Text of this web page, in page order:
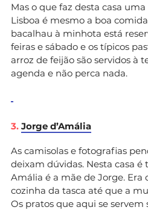
Mas o que faz desta casa
Lisboa é mesmo a boa
bacalhau à minhota está
feiras e sábado e os típicos
arroz de feijão são servidos à
agenda e não perca nada.
3. Jorge d’Amália
As camisolas e fotografias
deixam dúvidas. Nesta casa é
Amália é a mãe de Jorge.
cozinha da tasca até que a
Os pratos que aqui se